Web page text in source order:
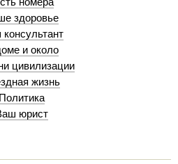
здоровье
и около
цивилизации
жизнь
Политика
юрист